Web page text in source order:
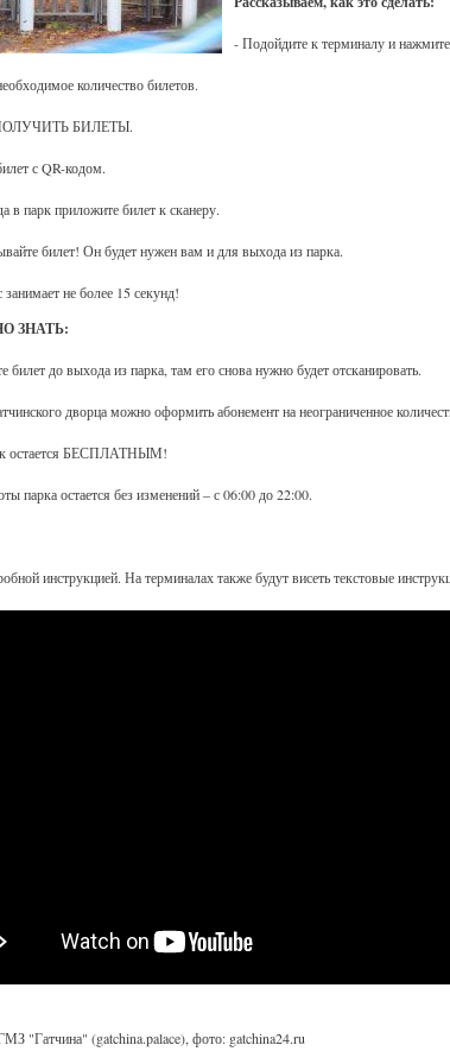
- Подойдите к терминалу и
количество билетов.
БИЛЕТЫ.
с QR-кодом.
в парк приложите билет к сканеру.
билет! Он будет нужен вам и для выхода из парка.
занимает не более 15 секунд!
ЗНАТЬ:
билет до выхода из парка, там его снова нужно будет отсканировать.
дворца можно оформить абонемент на неограниченное
остается БЕСПЛАТНЫМ!
парка остается без изменений – с 06:00 до 22:00.
инструкцией. На терминалах также будут висеть текстовые
"Гатчина" (gatchina.palace), фото: gatchina24.ru